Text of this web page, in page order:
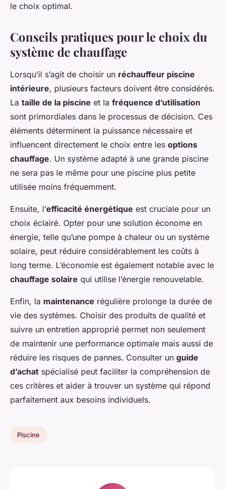
le choix optimal.
Conseils pratiques pour le choix du
système de chauffage
Lorsqu’il s’agit de choisir un réchauffeur piscine
intérieure, plusieurs facteurs doivent être considérés.
La taille de la piscine et la fréquence d’utilisation
sont primordiales dans le processus de décision. Ces
éléments déterminent la puissance nécessaire et
influencent directement le choix entre les options
chauffage. Un système adapté à une grande piscine
ne sera pas le même pour une piscine plus petite
utilisée moins fréquemment.
Ensuite, l’efficacité énergétique est cruciale pour un
choix éclairé. Opter pour une solution économe en
énergie, telle qu’une pompe à chaleur ou un système
solaire, peut réduire considérablement les coûts à
long terme. L’économie est également notable avec le
chauffage solaire qui utilise l’énergie renouvelable.
Enfin, la maintenance régulière prolonge la durée de
vie des systèmes. Choisir des produits de qualité et
suivre un entretien approprié permet non seulement
de maintenir une performance optimale mais aussi de
réduire les risques de pannes. Consulter un guide
d’achat spécialisé peut faciliter la compréhension de
ces critères et aider à trouver un système qui répond
parfaitement aux besoins individuels.
Piscine